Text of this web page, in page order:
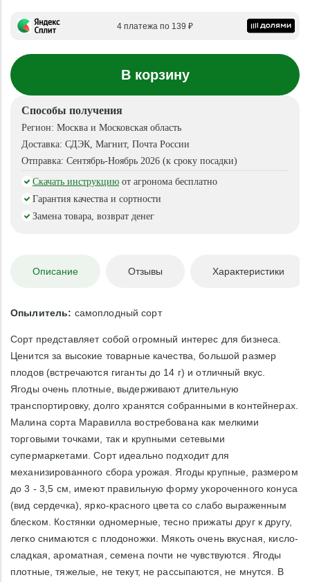
4 платежа по 139 ₽
В корзину
Способы получения
Регион: Москва и Московская область
Доставка: СДЭК, Магнит, Почта России
Отправка: Сентябрь-Ноябрь 2026 (к сроку посадки)
Скачать инструкцию от агронома бесплатно
Гарантия качества и сортности
Замена товара, возврат денег
Описание Отзывы Характеристики
Опылитель: самоплодный сорт
Сорт представляет собой огромный интерес для бизнеса.
Ценится за высокие товарные качества, большой размер
плодов (встречаются гиганты до 14 г) и отличный вкус.
Ягоды очень плотные, выдерживают длительную
транспортировку, долго хранятся собранными в контейнерах.
Малина сорта Маравилла востребована как мелкими
торговыми точками, так и крупными сетевыми
супермаркетами. Сорт идеально подходит для
механизированного сбора урожая. Ягоды крупные, размером
до 3 - 3,5 см, имеют правильную форму укороченного конуса
(вид сердечка), ярко-красного цвета со слабо выраженным
блеском. Костянки одномерные, тесно прижаты друг к другу,
легко снимаются с плодоножки. Мякоть очень вкусная, кисло-
сладкая, ароматная, семена почти не чувствуются. Ягоды
плотные, тяжелые, не текут, не рассыпаются, не мнутся. В